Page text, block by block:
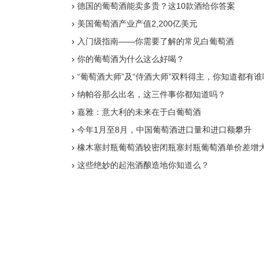
德国的葡萄酒能卖多贵？这10款酒给你答案
美国葡萄酒产业产值2,200亿美元
入门级指南——你需要了解的常见白葡萄酒
你的葡萄酒为什么这么好喝？
“葡萄酒大师”及“侍酒大师”双料得主，你知道都有
纳帕谷那么出名，这三件事你都知道吗？
嘉雅：意大利的未来在于白葡萄酒
今年1月至8月，中国葡萄酒进口量和进口额攀升
橡木塞封瓶葡萄酒较密闭瓶塞封瓶葡萄酒单价差增
这些绝妙的起泡酒酿造地你知道么？